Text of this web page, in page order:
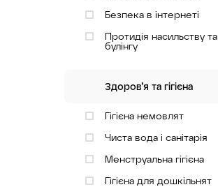
Безпека в інтернеті
Протидія насильству та
булінгу
Здоров’я та гігієна
Гігієна немовлят
Чиста вода і санітарія
Менструальна гігієна
Гігієна для дошкільнят